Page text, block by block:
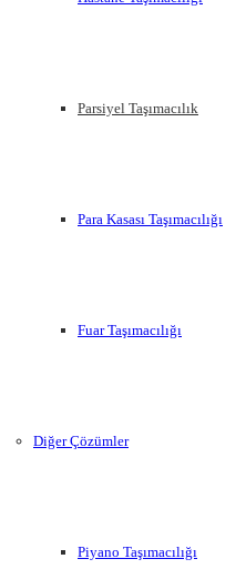
Parsiyel Taşımacılık
Para Kasası Taşımacılığı
Fuar Taşımacılığı
Diğer Çözümler
Piyano Taşımacılığı
tercih